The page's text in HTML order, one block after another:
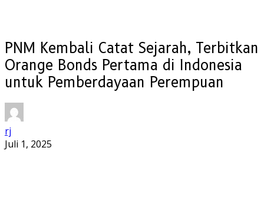
PNM Kembali Catat Sejarah, Terbitkan
Orange Bonds Pertama di Indonesia
untuk Pemberdayaan Perempuan
rj
Juli 1, 2025